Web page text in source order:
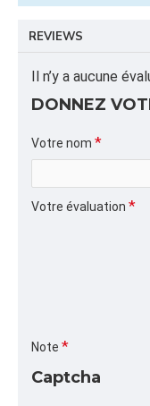
FORMAT DE
Quantité par
Dimension/pallet:
ALPHA
CATÉGORIE
CONSTRUCTION
REVIEWS
Il n’y a aucune
DONNEZ
Votre nom
Votre évaluation
Note
Captcha